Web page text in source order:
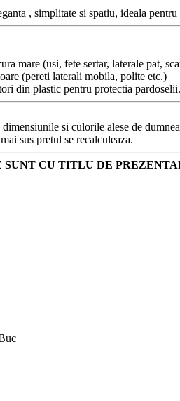
, simplitate si spatiu, ideala
mare (usi, fete sertar, laterale pat,
(pereti laterali mobila, polite etc.)
din plastic pentru protectia pardoselii.
si culorile alese de
sus pretul se recalculeaza.
CU TITLU DE